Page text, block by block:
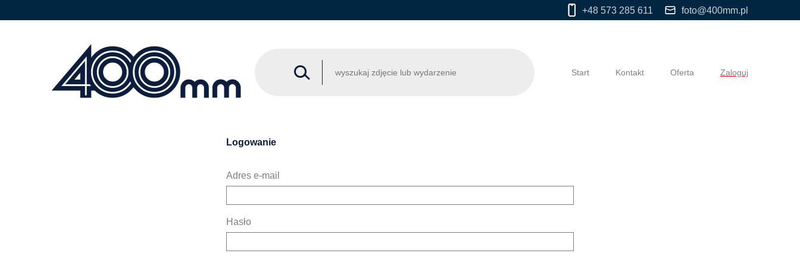
+48 573 285 611 foto@400mm.pl
Start Kontakt Oferta Zaloguj
Logowanie
Adres e-mail
Hasło